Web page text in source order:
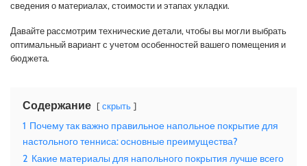
сведения о материалах, стоимости и этапах укладки.
Давайте рассмотрим технические детали, чтобы вы могли выбрать
оптимальный вариант с учетом особенностей вашего помещения и
бюджета.
Содержание скрыть
1 Почему так важно правильное напольное покрытие для
настольного тенниса: основные преимущества?
2 Какие материалы для напольного покрытия лучше всего